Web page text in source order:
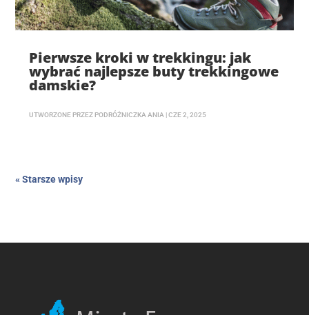
Pierwsze kroki w trekkingu: jak
wybrać najlepsze buty trekkingowe
damskie?
UTWORZONE PRZEZ PODRÓŻNICZKA ANIA |CZE 2, 2025
« Starsze wpisy